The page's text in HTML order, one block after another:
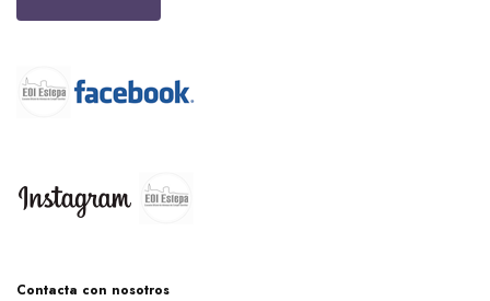
Contacta con nosotros